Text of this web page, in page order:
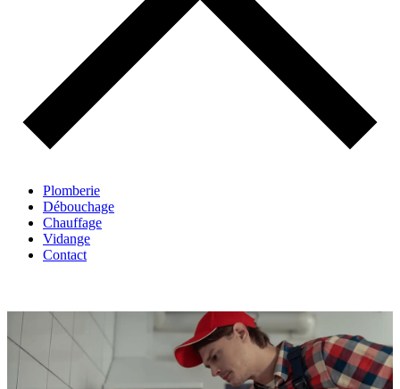
Plomberie
Débouchage
Chauffage
Vidange
Contact